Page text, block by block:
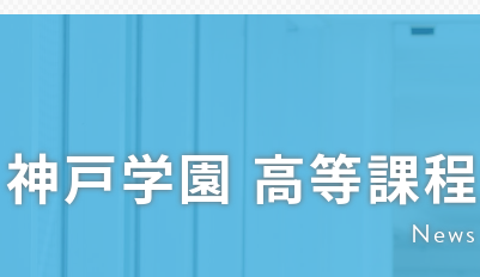
神戸学園 高等課
News